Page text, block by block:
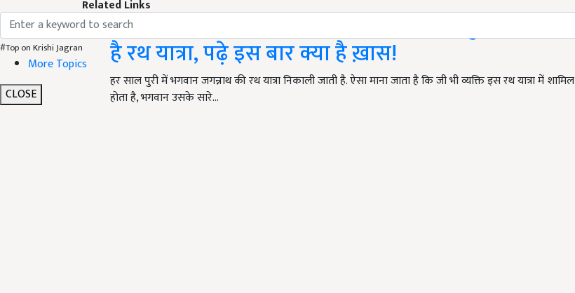
#Top on Krishi Jagran
More Topics
CLOSE
Related Links
Jagannath Rath Yatra 2022: इस दिन से शुरू होने जा रही
है रथ यात्रा, पढ़े इस बार क्या है ख़ास!
हर साल पुरी में भगवान जगन्नाथ की रथ यात्रा निकाली जाती है. ऐसा माना जाता है कि जी भी व्यक्ति इस रथ यात्रा में शामिल
होता है, भगवान उसके सारे…